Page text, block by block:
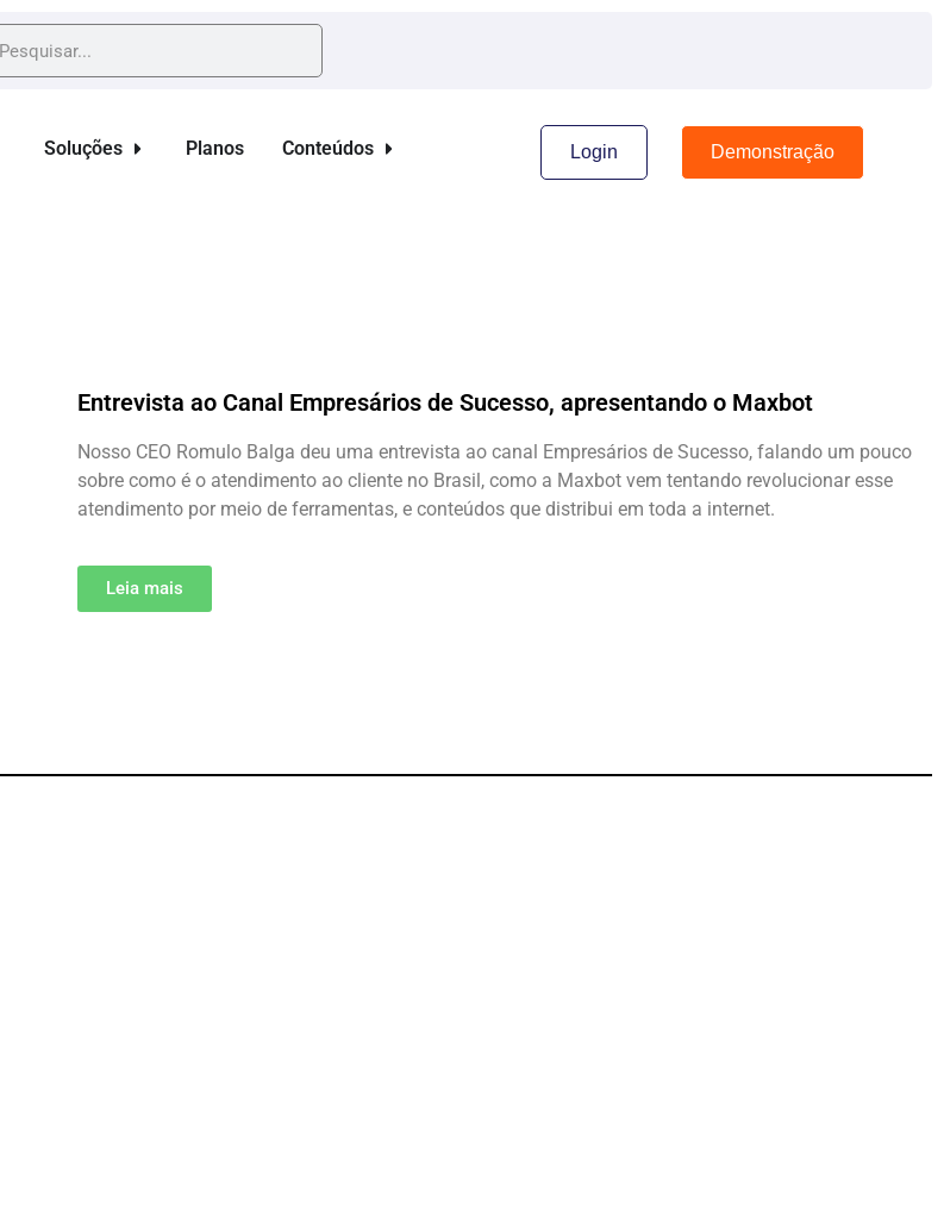
Soluções Planos Conteúdos Login Demonstração
Entrevista ao Canal Empresários de Sucesso, apresentando o Maxbot
Nosso CEO Romulo Balga deu uma entrevista ao canal Empresários de Sucesso, falando um pouco
sobre como é o atendimento ao cliente no Brasil, como a Maxbot vem tentando revolucionar esse
atendimento por meio de ferramentas, e conteúdos que distribui em toda a internet.
Leia mais